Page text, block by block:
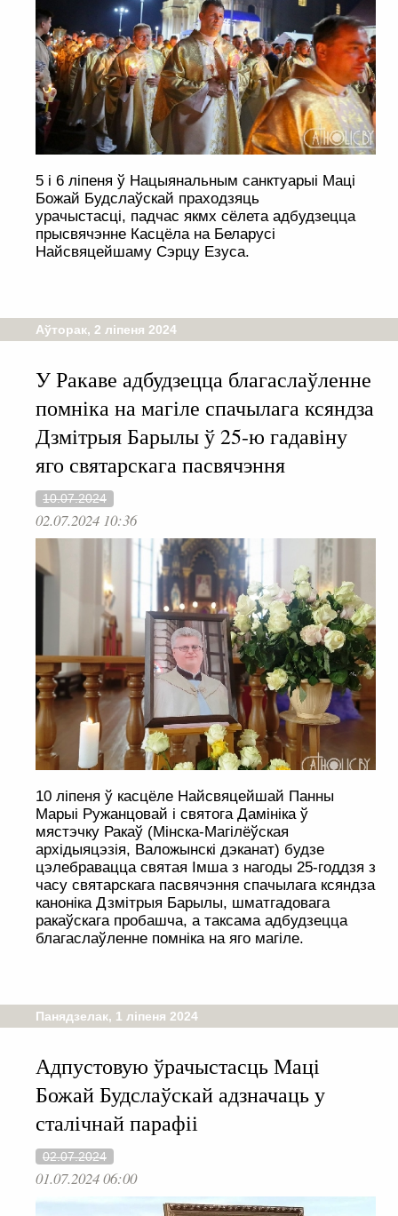
5 і 6 ліпеня ў Нацыянальным санктуарыі Маці
Божай Будслаўскай праходзяць
урачыстасці, падчас якмх сёлета адбудзецца
прысвячэнне Касцёла на Беларусі
Найсвяцейшаму Сэрцу Езуса.
Аўторак, 2 ліпеня 2024
У Ракаве адбудзецца благаслаўленне
помніка на магіле спачылага ксяндза
Дзмітрыя Барылы ў 25-ю гадавіну
яго святарскага пасвячэння
10.07.2024
02.07.2024 10:36
10 ліпеня ў касцёле Найсвяцейшай Панны
Марыі Ружанцовай і святога Дамініка ў
мястэчку Ракаў (Мінска-Магілёўская
архідыяцэзія, Валожынскі дэканат) будзе
цэлебравацца святая Імша з нагоды 25-годдзя з
часу святарскага пасвячэння спачылага ксяндза
каноніка Дзмітрыя Барылы, шматгадовага
ракаўскага пробашча, а таксама адбудзецца
благаслаўленне помніка на яго магіле.
Панядзелак, 1 ліпеня 2024
Адпустовую ўрачыстасць Маці
Божай Будслаўскай адзначаць у
сталічнай парафіі
02.07.2024
01.07.2024 06:00